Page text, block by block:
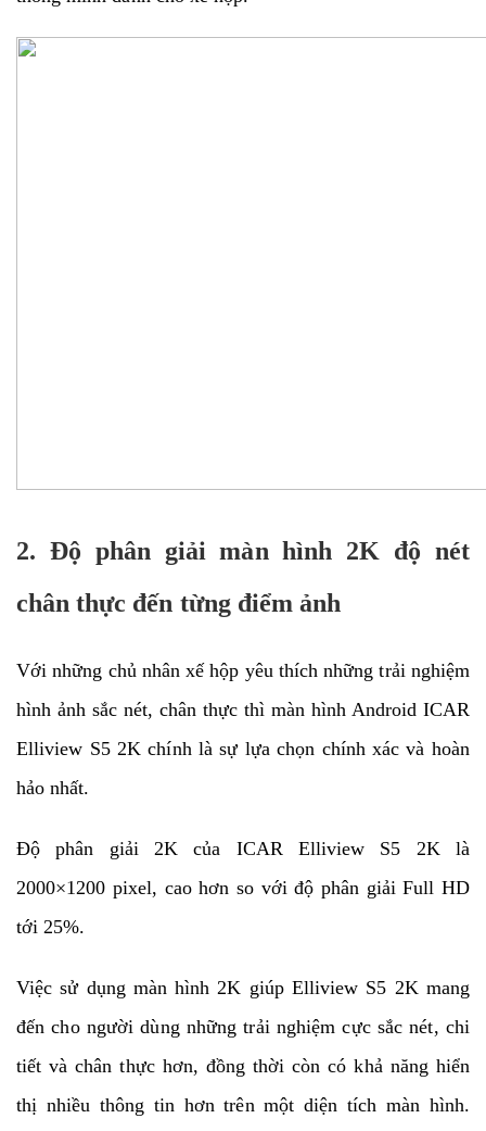
2. Độ phân giải màn hình 2K độ nét
chân thực đến từng điểm ảnh
Với những chủ nhân xế hộp yêu thích những trải nghiệm
hình ảnh sắc nét, chân thực thì màn hình Android ICAR
Elliview S5 2K chính là sự lựa chọn chính xác và hoàn
hảo nhất.
Độ phân giải 2K của ICAR Elliview S5 2K là
2000×1200 pixel, cao hơn so với độ phân giải Full HD
tới 25%.
Việc sử dụng màn hình 2K giúp Elliview S5 2K mang
đến cho người dùng những trải nghiệm cực sắc nét, chi
tiết và chân thực hơn, đồng thời còn có khả năng hiển
thị nhiều thông tin hơn trên một diện tích màn hình.